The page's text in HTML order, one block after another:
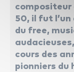
compositeur
50, il fut l’un
du free,
cours des
pionniers du